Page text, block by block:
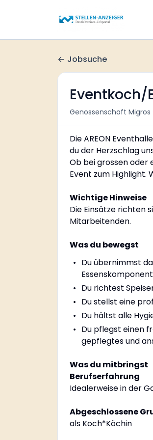
Jobsuche
Eventkoch/
Genossenschaft Migros
Die AREON
du der Herzschlag
Ob bei grossen oder
Event zum Highlight.
Wichtige Hinweise
Die Einsätze richten
Mitarbeitenden.
Was du bewegst
Du übernimmst
Du richtest
Du stellst eine
Du hältst alle
Du pflegst einen
gepflegtes und
Was du mitbringst
Berufserfahrung
Idealerweise in der
Abgeschlossene
als Koch*Köchin